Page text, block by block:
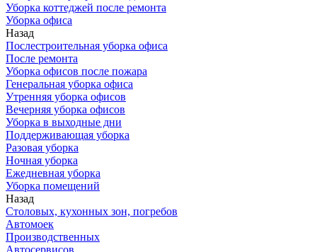
Уборка коттеджей после ремонта
Уборка офиса
Назад
Послестроительная уборка офиса
После ремонта
Уборка офисов после пожара
Генеральная уборка офиса
Утренняя уборка офисов
Вечерняя уборка офисов
Уборка в выходные дни
Поддерживающая уборка
Разовая уборка
Ночная уборка
Ежедневная уборка
Уборка помещений
Назад
Столовых, кухонных зон, погребов
Автомоек
Производственных
Автосервисов